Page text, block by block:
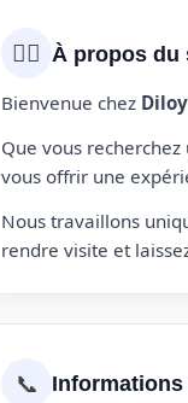
💇‍♀️ À propos du
Bienvenue chez
Que vous
vous offrir une
Nous travaillons
rendre visite et
📞